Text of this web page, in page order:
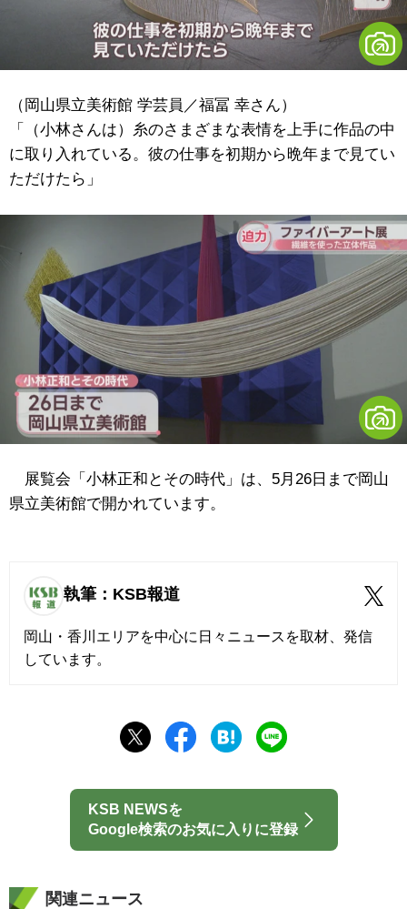
（岡山県立美術館 学芸員／福冨 幸さん）
「（小林さんは）糸のさまざまな表情を上手に作品の中
に取り入れている。彼の仕事を初期から晩年まで見てい
ただけたら」
展覧会「小林正和とその時代」は、5月26日まで岡山
県立美術館で開かれています。
執筆：KSB報道
岡山・香川エリアを中心に日々ニュースを取材、発信
しています。
KSB NEWSを
Google検索のお気に入りに登録
関連ニュース